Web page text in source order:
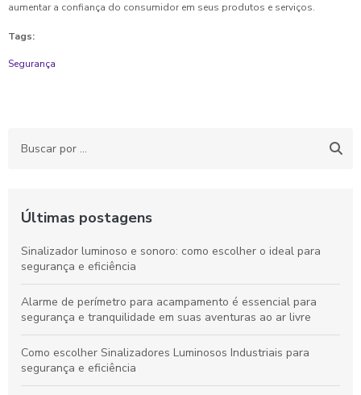
aumentar a confiança do consumidor em seus produtos e serviços.
Tags:
Segurança
Últimas postagens
Sinalizador luminoso e sonoro: como escolher o ideal para
segurança e eficiência
Alarme de perímetro para acampamento é essencial para
segurança e tranquilidade em suas aventuras ao ar livre
Como escolher Sinalizadores Luminosos Industriais para
segurança e eficiência